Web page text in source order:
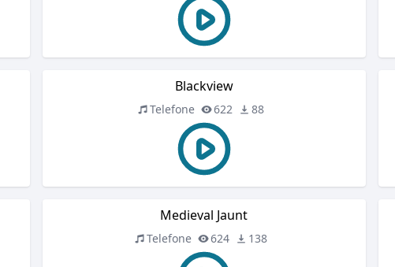
Blackview
Telefone 622 88
Medieval Jaunt
Telefone 624 138